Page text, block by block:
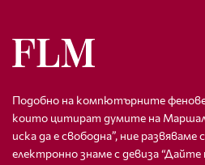
Подобно на компютърните
които цитират думите на
иска да е свободна”, ние
електронно знаме с девиза